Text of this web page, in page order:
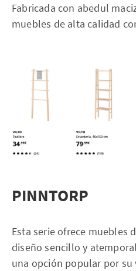
Fabricada con abedul
muebles de alta calidad
PINNTORP
Esta serie ofrece muebles
diseño sencillo y
una opción popular por su